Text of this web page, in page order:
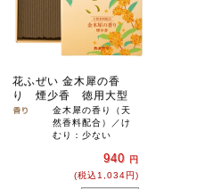
花ふぜい 金木犀の香
り 煙少香 徳用大型
金木犀の香り（天
然香料配合）／け
むり：少ない
940 円
(税込1,034円)